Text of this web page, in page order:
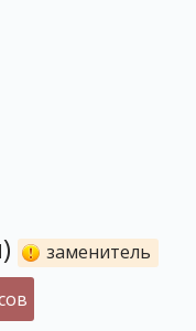
заменитель